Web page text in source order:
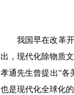
我国早在改革
出，现代化除物质
孝通先生曾提出“各
也是现代化全球化